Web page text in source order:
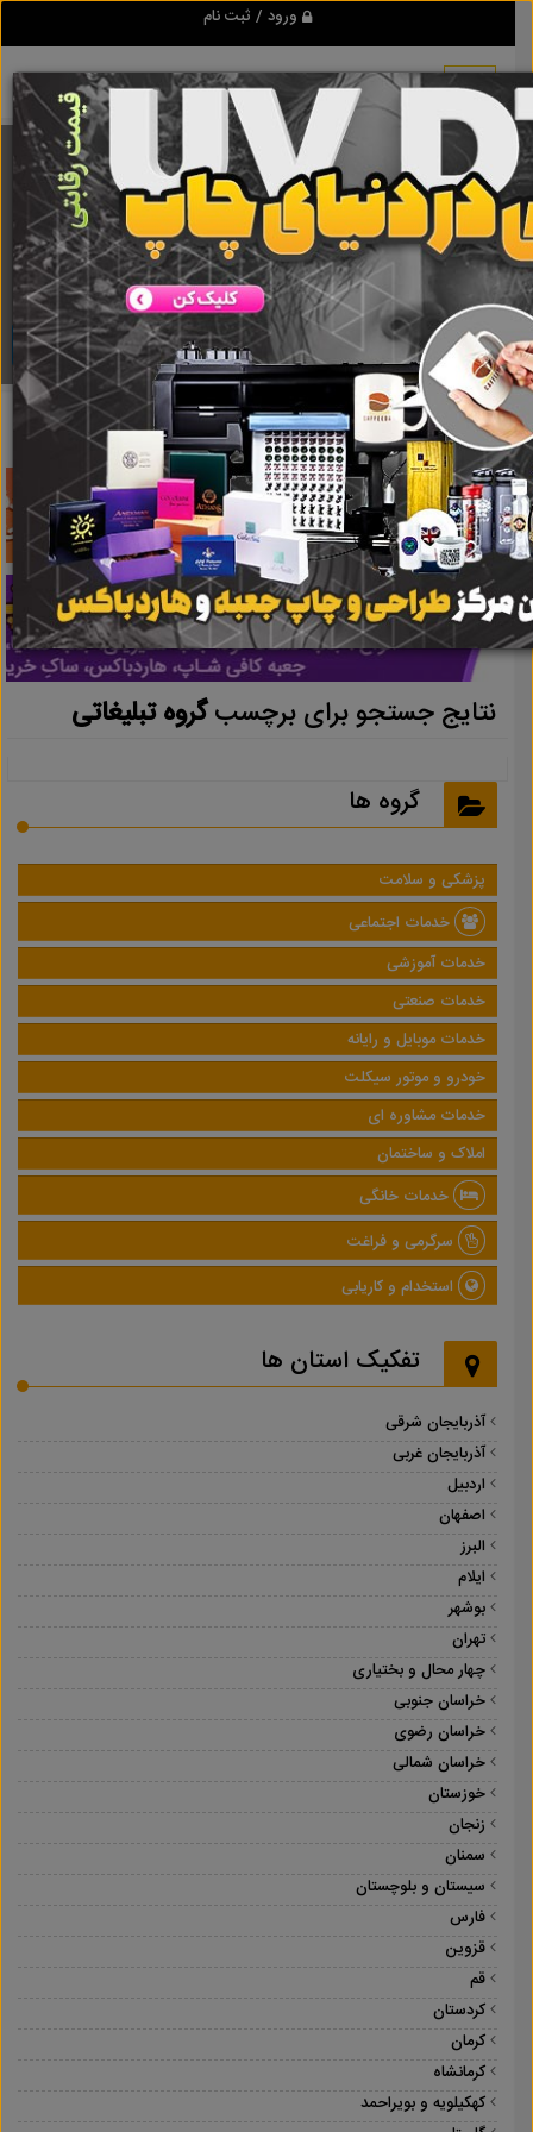
ورود / ثبت نام
برنامه اندروید تبلیغ شو
مرجع نیازمندیها و تبلیغات اینترنتی
دانلود
تبلیغ شو گروه تبلیغاتی نتایج جستجو برای برچسبگروه تبلیغاتی
نتایج جستجو برای برچسبگروه تبلیغاتی
گروه ها
پزشکی و سلامت
خدمات اجتماعی
خدمات آموزشی
خدمات صنعتی
خدمات موبایل و رایانه
خودرو و موتور سیکلت
خدمات مشاوره ای
املاک و ساختمان
خدمات خانگی
سرگرمی و فراغت
استخدام و کاریابی
تفکیک استان ها
آذربایجان شرقی
آذربایجان غربی
اردبیل
اصفهان
البرز
ایلام
بوشهر
تهران
چهار محال و بختیاری
خراسان جنوبی
خراسان رضوی
خراسان شمالی
خوزستان
زنجان
سمنان
سیستان و بلوچستان
فارس
قزوین
قم
کردستان
کرمان
کرمانشاه
کهکیلویه و بویراحمد